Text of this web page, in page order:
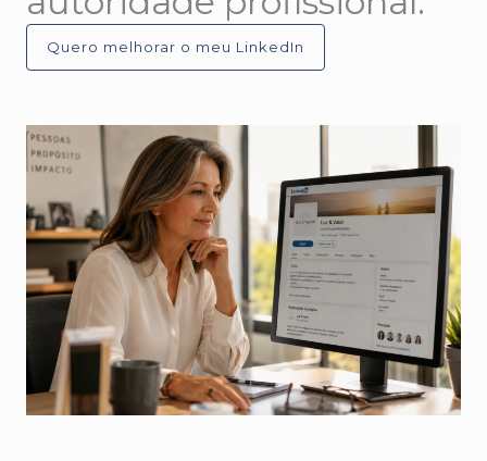
Quero melhorar o meu LinkedIn